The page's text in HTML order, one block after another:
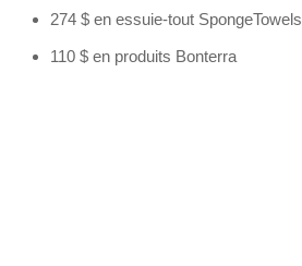
274 $ en essuie-tout SpongeTowels
110 $ en produits Bonterra